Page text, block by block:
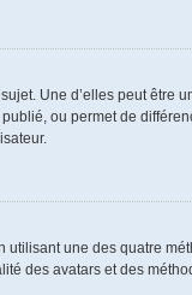
Une d’elles peut
ou permet de
une des quatre
des avatars et des